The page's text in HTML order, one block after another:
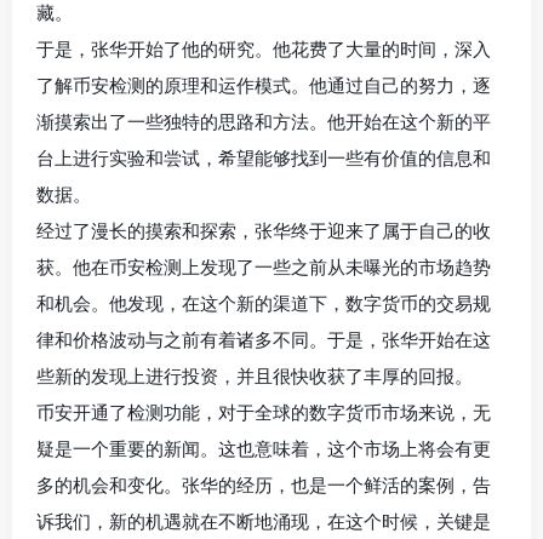
藏。
于是，张华开始了他的研究。他花费了大量的时间，深入
了解币安检测的原理和运作模式。他通过自己的努力，逐
渐摸索出了一些独特的思路和方法。他开始在这个新的平
台上进行实验和尝试，希望能够找到一些有价值的信息和
数据。
经过了漫长的摸索和探索，张华终于迎来了属于自己的收
获。他在币安检测上发现了一些之前从未曝光的市场趋势
和机会。他发现，在这个新的渠道下，数字货币的交易规
律和价格波动与之前有着诸多不同。于是，张华开始在这
些新的发现上进行投资，并且很快收获了丰厚的回报。
币安开通了检测功能，对于全球的数字货币市场来说，无
疑是一个重要的新闻。这也意味着，这个市场上将会有更
多的机会和变化。张华的经历，也是一个鲜活的案例，告
诉我们，新的机遇就在不断地涌现，在这个时候，关键是